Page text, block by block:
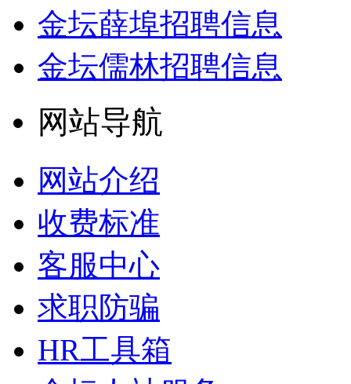
金坛薛埠招聘信息
金坛儒林招聘信息
网站导航
网站介绍
收费标准
客服中心
求职防骗
HR工具箱